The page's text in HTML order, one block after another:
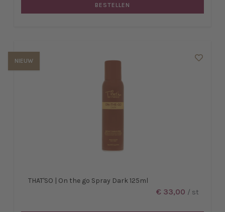
BESTELLEN
NIEUW
THAT'SO | On the go Spray Dark 125ml
€ 33,00 / st